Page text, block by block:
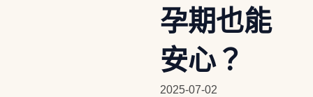
孕期也能
安心？
2025-07-02